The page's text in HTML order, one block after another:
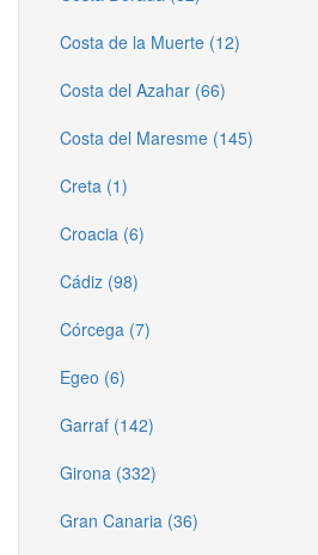
Costa de la Muerte (12)
Costa del Azahar (66)
Costa del Maresme (145)
Creta (1)
Croacia (6)
Cádiz (98)
Córcega (7)
Egeo (6)
Garraf (142)
Girona (332)
Gran Canaria (36)